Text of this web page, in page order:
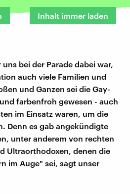
Inhalt immer laden
bei der Parade dabei war,
auch viele Familien und
und Ganzen sei die Gay-
farbenfroh gewesen - auch
im Einsatz waren, um die
Denn es gab angekündigte
unter anderem von rechten
Ultraorthodoxen, denen die
im Auge" sei, sagt unser